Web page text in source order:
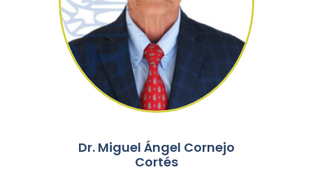
Dr. Miguel Ángel Cornejo
Cortés